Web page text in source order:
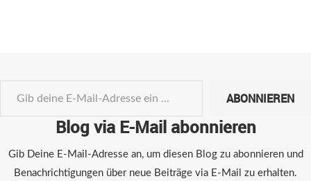
ABONNIEREN
Blog via E-Mail abonnieren
Gib Deine E-Mail-Adresse an, um diesen Blog zu abonnieren und
Benachrichtigungen über neue Beiträge via E-Mail zu erhalten.